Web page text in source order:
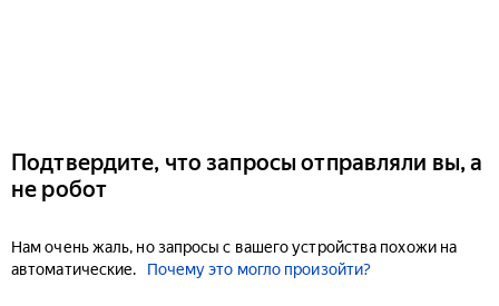
Подтвердите, что запросы отправляли вы, а
не робот
Нам очень жаль, но запросы с вашего устройства похожи на
автоматические.
Почему это могло произойти?